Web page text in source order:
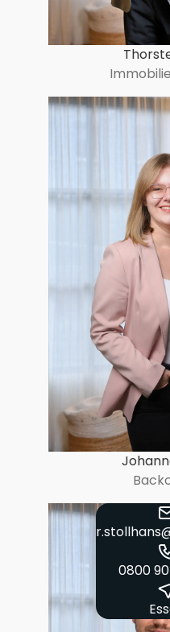
0800